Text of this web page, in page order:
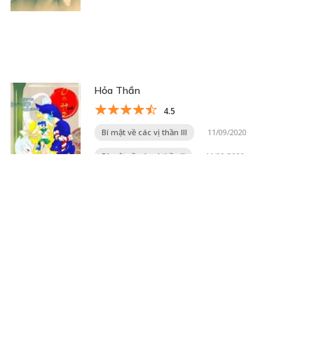
Hỏa Thần
4.5
Bí mật về các vị thần III 11/09/2020
Bí mật về các vị thần II 11/09/2020